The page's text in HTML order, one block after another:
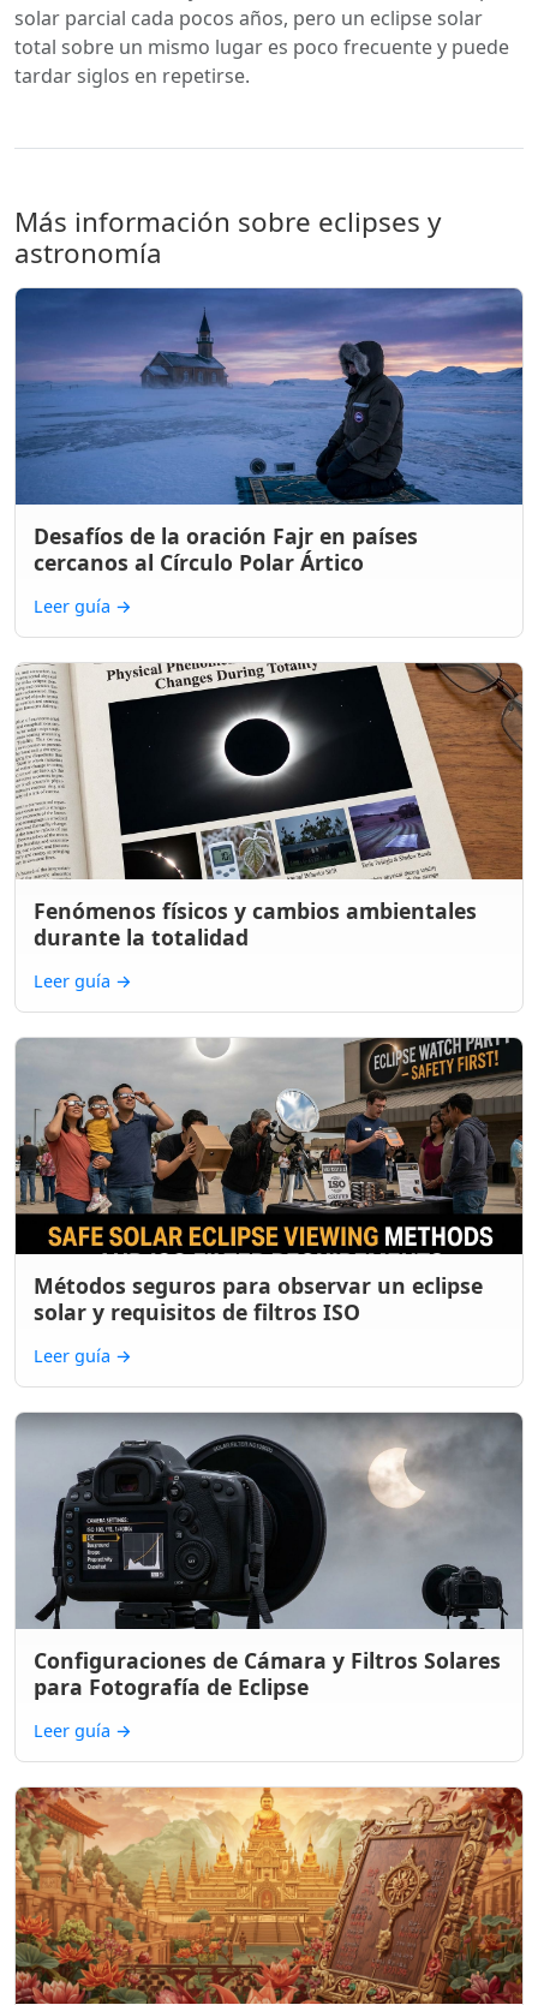
solar parcial cada pocos años, pero un eclipse solar
total sobre un mismo lugar es poco frecuente y puede
tardar siglos en repetirse.
Más información sobre eclipses y
astronomía
Desafíos de la oración Fajr en países
cercanos al Círculo Polar Ártico
Leer guía →
Fenómenos físicos y cambios ambientales
durante la totalidad
Leer guía →
Métodos seguros para observar un eclipse
solar y requisitos de filtros ISO
Leer guía →
Configuraciones de Cámara y Filtros Solares
para Fotografía de Eclipse
Leer guía →